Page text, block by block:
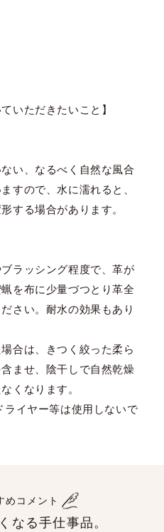
いただきたいこと】
い、なるべく自然な風合
すので、水に濡れると、
する場合があります。
ラッシング程度で、革が
を布に少量づつとり革全
さい。耐水の効果もあり
合は、きつく絞った柔ら
ませ、陰干しで自然乾燥
くなります。
イヤー等は使用しないで
めコメント
なる手仕事品。